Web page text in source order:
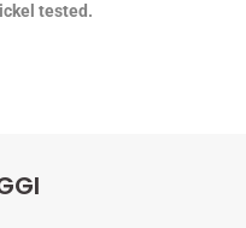
tested.